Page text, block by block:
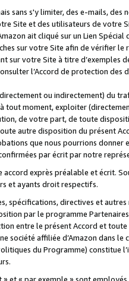
sans s'y limiter, des e-mails, des
Site et des utilisateurs de votre
ait cliqué sur un Lien Spécial
sur votre Site afin de vérifier le
votre Site à titre d’exemples
l’Accord de protection des
ou indirectement) du
tout moment, exploiter
de votre part, de toute
autre disposition du présent
que nous pourrions donner
par écrit par notre
exprès préalable et écrit.
et ayants droit respectifs.
spécifications, directives et
par le programme Partenaires
entre le présent Accord et
société affiliée d’Amazon dans le
du Programme) constitue